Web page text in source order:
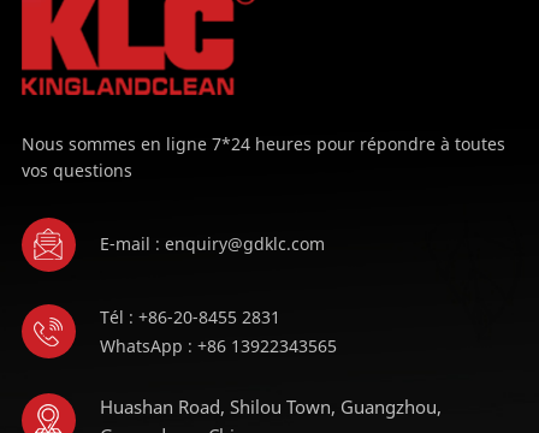
APPRENDRE
ENCORE PLUS
Nous sommes en ligne 7*24 heures pour répondre à toutes
vos questions
E-mail : enquiry@gdklc.com
Tél : +86-20-8455 2831
WhatsApp : +86 13922343565
Huashan Road, Shilou Town, Guangzhou,